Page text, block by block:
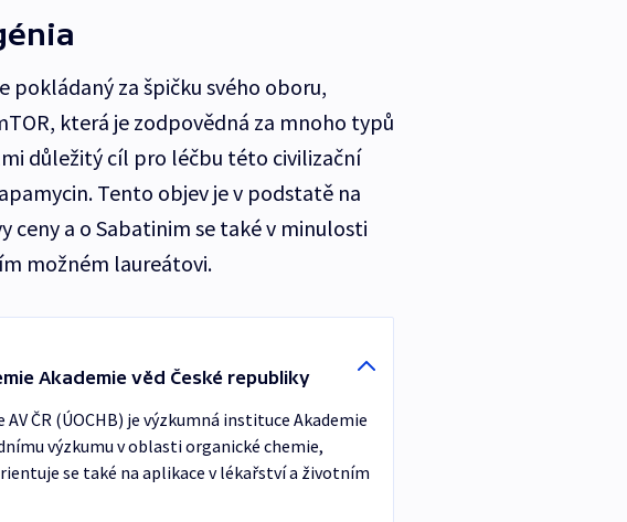
pokládaný za špičku svého oboru,
která je zodpovědná za mnoho typů
důležitý cíl pro léčbu této civilizační
Tento objev je v podstatě na
ceny a o Sabatinim se také v minulosti
možném laureátovi.
Akademie věd České republiky
ČR (ÚOCHB) je výzkumná instituce Akademie
výzkumu v oblasti organické chemie,
se také na aplikace v lékařství a životním